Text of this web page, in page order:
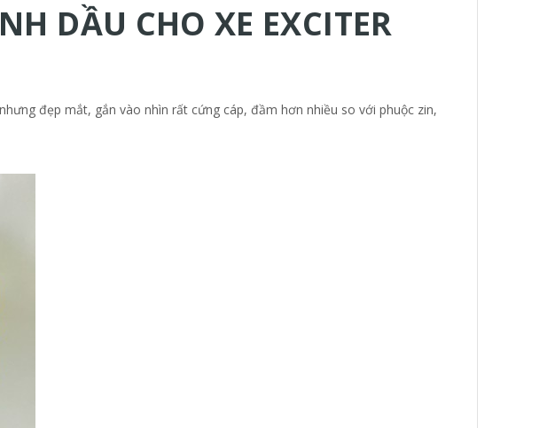
DẦU CHO XE EXCITER
đẹp mắt, gắn vào nhìn rất cứng cáp, đầm hơn nhiều so với phuộc zin,